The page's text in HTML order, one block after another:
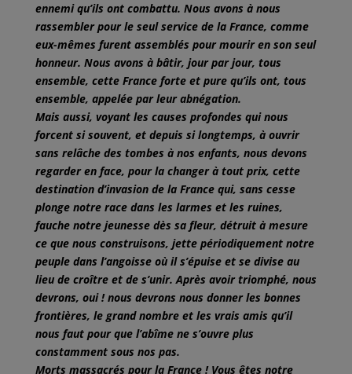
ennemi qu’ils ont combattu. Nous avons à nous
rassembler pour le seul service de la France, comme
eux-mêmes furent assemblés pour mourir en son seul
honneur. Nous avons à bâtir, jour par jour, tous
ensemble, cette France forte et pure qu’ils ont, tous
ensemble, appelée par leur abnégation.
Mais aussi, voyant les causes profondes qui nous
forcent si souvent, et depuis si longtemps, à ouvrir
sans relâche des tombes à nos enfants, nous devons
regarder en face, pour la changer à tout prix, cette
destination d’invasion de la France qui, sans cesse
plonge notre race dans les larmes et les ruines,
fauche notre jeunesse dès sa fleur, détruit à mesure
ce que nous construisons, jette périodiquement notre
peuple dans l’angoisse où il s’épuise et se divise au
lieu de croître et de s’unir. Après avoir triomphé, nous
devrons, oui ! nous devrons nous donner les bonnes
frontières, le grand nombre et les vrais amis qu’il
nous faut pour que l’abîme ne s’ouvre plus
constamment sous nos pas.
Morts massacrés pour la France ! Vous êtes notre